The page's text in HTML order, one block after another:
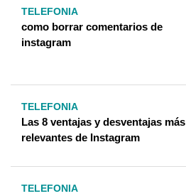
TELEFONIA
como borrar comentarios de
instagram
TELEFONIA
Las 8 ventajas y desventajas más
relevantes de Instagram
TELEFONIA